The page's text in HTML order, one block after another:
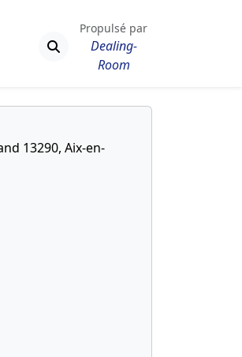
Propulsé par
Dealing-
Room
13290, Aix-en-